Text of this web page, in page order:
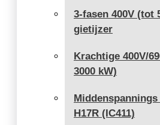
3-fasen 400V (tot
gietijzer
Krachtige 400V/
3000 kW)
Middenspannings
H17R (IC411)